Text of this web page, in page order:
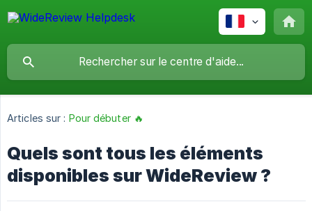
Articles sur : Pour débuter 🔥
Quels sont tous les éléments
disponibles sur WideReview ?